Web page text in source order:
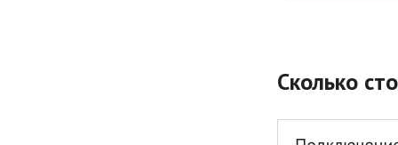
Сколько